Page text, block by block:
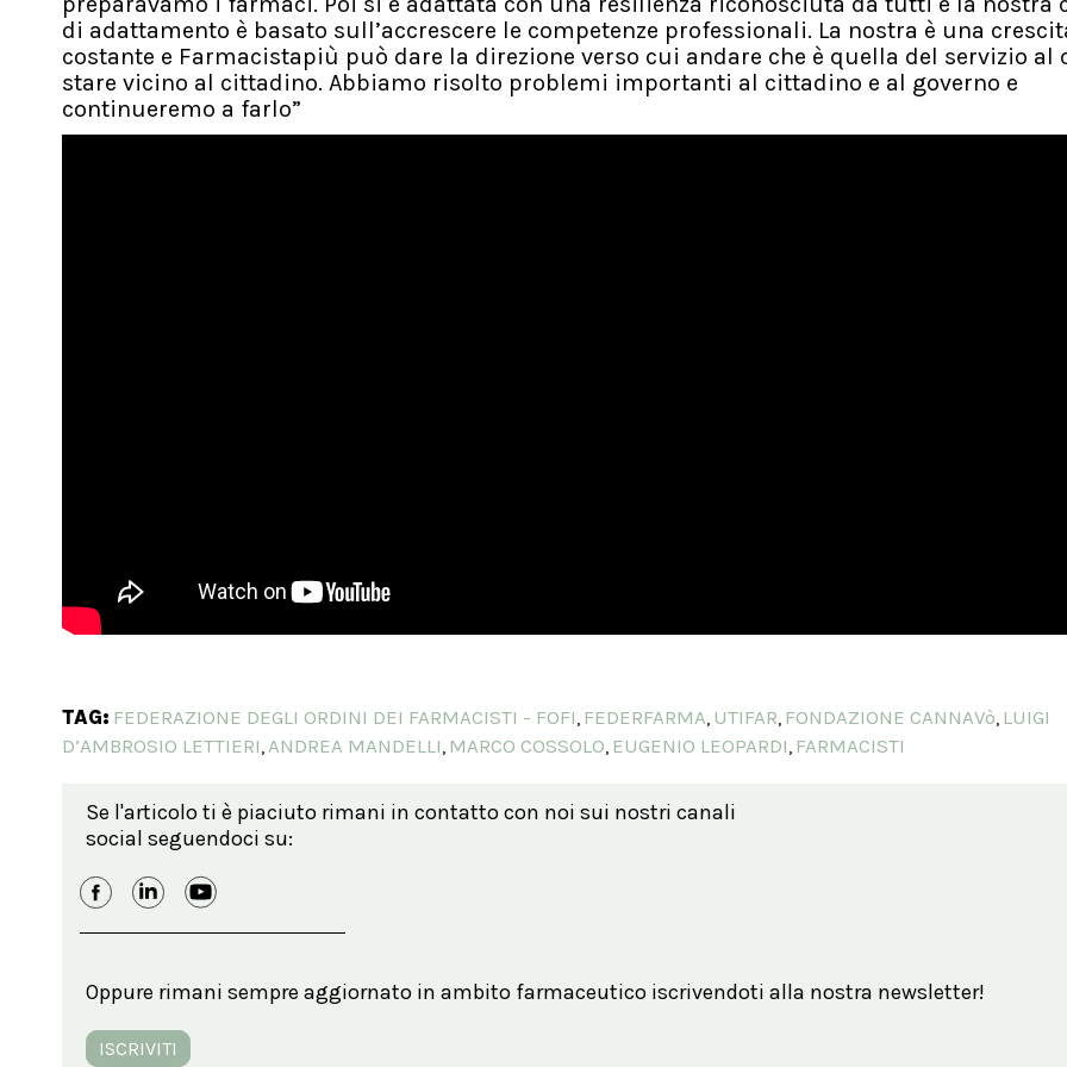
di adattamento è basato sull’accrescere le competenze professionali. La nostra è una
costante e Farmacistapiù può dare la direzione verso cui andare che è quella del servizio al
stare vicino al cittadino. Abbiamo risolto problemi importanti al cittadino e al governo e
continueremo a farlo”
TAG: FEDERAZIONE DEGLI ORDINI DEI FARMACISTI - FOFI, FEDERFARMA, UTIFAR, FONDAZIONE CANNAVò, LUIGI
D’AMBROSIO LETTIERI,ANDREA MANDELLI, MARCO COSSOLO, EUGENIO LEOPARDI, FARMACISTI
Se l'articolo ti è piaciuto rimani in contatto con noi sui nostri canali
social seguendoci su:
Oppure rimani sempre aggiornato in ambito farmaceutico iscrivendoti alla nostra newsletter!
ISCRIVITI